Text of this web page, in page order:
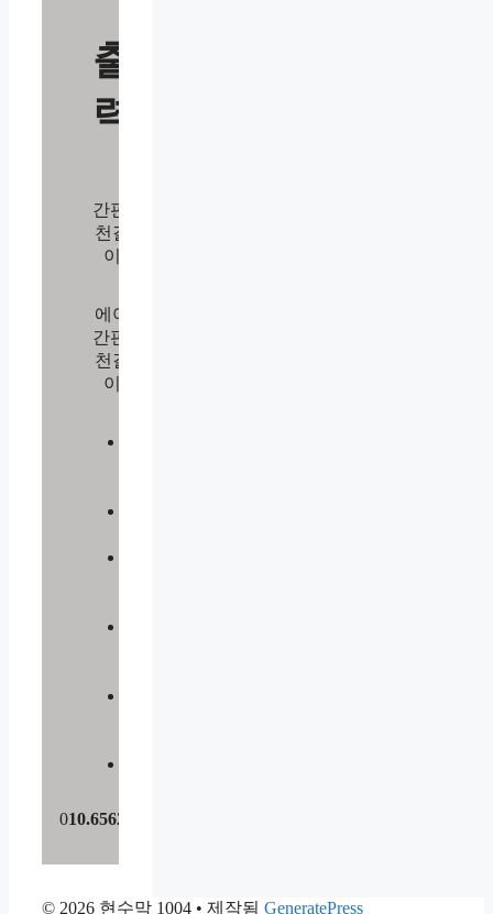
출
력
간판/
천갈
이
에어
간판/
천갈
이
010.6562.2234
© 2026 현수막 1004 • 제작됨 GeneratePress